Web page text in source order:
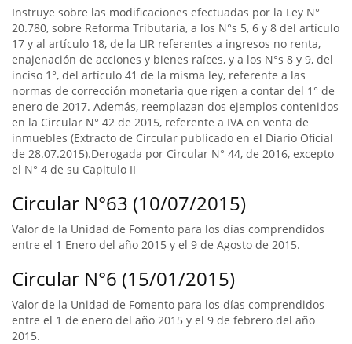
Instruye sobre las modificaciones efectuadas por la Ley N°
20.780, sobre Reforma Tributaria, a los N°s 5, 6 y 8 del artículo
17 y al artículo 18, de la LIR referentes a ingresos no renta,
enajenación de acciones y bienes raíces, y a los N°s 8 y 9, del
inciso 1°, del artículo 41 de la misma ley, referente a las
normas de corrección monetaria que rigen a contar del 1° de
enero de 2017. Además, reemplazan dos ejemplos contenidos
en la Circular N° 42 de 2015, referente a IVA en venta de
inmuebles (Extracto de Circular publicado en el Diario Oficial
de 28.07.2015).Derogada por Circular N° 44, de 2016, excepto
el N° 4 de su Capitulo II
Circular N°63 (10/07/2015)
Valor de la Unidad de Fomento para los días comprendidos
entre el 1 Enero del año 2015 y el 9 de Agosto de 2015.
Circular N°6 (15/01/2015)
Valor de la Unidad de Fomento para los días comprendidos
entre el 1 de enero del año 2015 y el 9 de febrero del año
2015.